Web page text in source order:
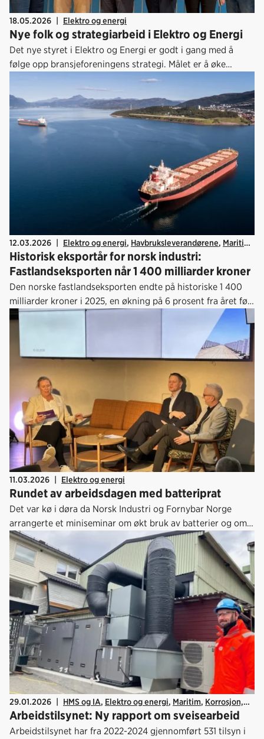
18.05.2026 | Elektro og energi
Nye folk og strategiarbeid i Elektro og Energi
Det nye styret i Elektro og Energi er godt i gang med å
følge opp bransjeforeningens strategi. Målet er å øke
markedspotensialet for medlemmene.
12.03.2026 | Elektro og energi, Havbruksleverandørene, Maritim
Offshore,Økonomi,Designindustrien
Kraftforedlende industri
Historisk eksportår for norsk industri:
Fastlandseksporten når 1 400 milliarder kroner
Den norske fastlandseksporten endte på historiske 1 400
milliarder kroner i 2025, en økning på 6 prosent fra året før.
Dette kommer fram i Eksportmeldingen 2026 som ble
lansert 10. mars.
11.03.2026 | Elektro og energi
Rundet av arbeidsdagen med batteriprat
Det var kø i døra da Norsk Industri og Fornybar Norge
arrangerte et miniseminar om økt bruk av batterier og om
status og muligheter i den norske batteriverdikjeden.
29.01.2026 | HMS og IA, Elektro og energi, Maritim, Korrosjon,
isolering, stillas,Offshore,Teknobedriftene,
Designindustrien ,Kraftforedlende industri
Arbeidstilsynet: Ny rapport om sveisearbeid
Arbeidstilsynet har fra 2022-2024 gjennomført 531 tilsyn i